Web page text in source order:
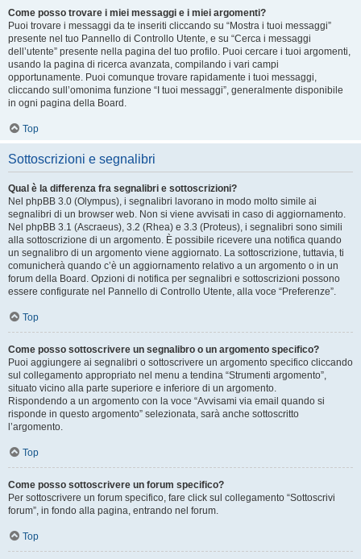
Come posso trovare i miei messaggi e i miei argomenti?
Puoi trovare i messaggi da te inseriti cliccando su “Mostra i tuoi messaggi”
presente nel tuo Pannello di Controllo Utente, e su “Cerca i messaggi
dell’utente” presente nella pagina del tuo profilo. Puoi cercare i tuoi argomenti,
usando la pagina di ricerca avanzata, compilando i vari campi
opportunamente. Puoi comunque trovare rapidamente i tuoi messaggi,
cliccando sull’omonima funzione “I tuoi messaggi”, generalmente disponibile
in ogni pagina della Board.
Top
Sottoscrizioni e segnalibri
Qual è la differenza fra segnalibri e sottoscrizioni?
Nel phpBB 3.0 (Olympus), i segnalibri lavorano in modo molto simile ai
segnalibri di un browser web. Non si viene avvisati in caso di aggiornamento.
Nel phpBB 3.1 (Ascraeus), 3.2 (Rhea) e 3.3 (Proteus), i segnalibri sono simili
alla sottoscrizione di un argomento. È possibile ricevere una notifica quando
un segnalibro di un argomento viene aggiornato. La sottoscrizione, tuttavia, ti
comunicherà quando c’è un aggiornamento relativo a un argomento o in un
forum della Board. Opzioni di notifica per segnalibri e sottoscrizioni possono
essere configurate nel Pannello di Controllo Utente, alla voce “Preferenze”.
Top
Come posso sottoscrivere un segnalibro o un argomento specifico?
Puoi aggiungere ai segnalibri o sottoscrivere un argomento specifico cliccando
sul collegamento appropriato nel menu a tendina “Strumenti argomento”,
situato vicino alla parte superiore e inferiore di un argomento.
Rispondendo a un argomento con la voce “Avvisami via email quando si
risponde in questo argomento” selezionata, sarà anche sottoscritto
l’argomento.
Top
Come posso sottoscrivere un forum specifico?
Per sottoscrivere un forum specifico, fare click sul collegamento “Sottoscrivi
forum”, in fondo alla pagina, entrando nel forum.
Top